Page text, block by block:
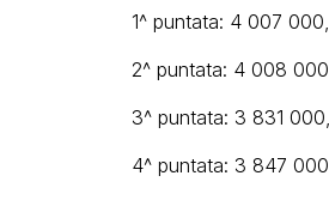
1^ puntata: 4 007
2^ puntata: 4 008
3^ puntata: 3 831
4^ puntata: 3 847